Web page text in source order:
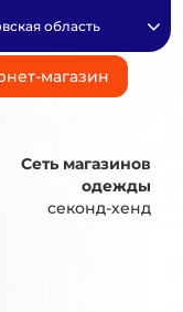
магазин
область
Сеть магазинов
одежды
секонд-хенд